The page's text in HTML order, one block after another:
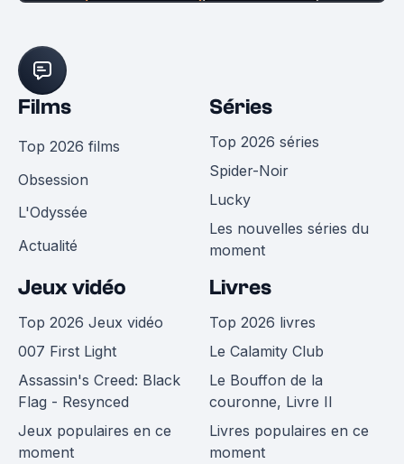
Films
Top 2026 films
Obsession
L'Odyssée
Actualité
Séries
Top 2026 séries
Spider-Noir
Lucky
Les nouvelles séries du
moment
Jeux vidéo
Top 2026 Jeux vidéo
007 First Light
Assassin's Creed: Black
Flag - Resynced
Jeux populaires en ce
moment
Livres
Top 2026 livres
Le Calamity Club
Le Bouffon de la
couronne, Livre II
Livres populaires en ce
moment